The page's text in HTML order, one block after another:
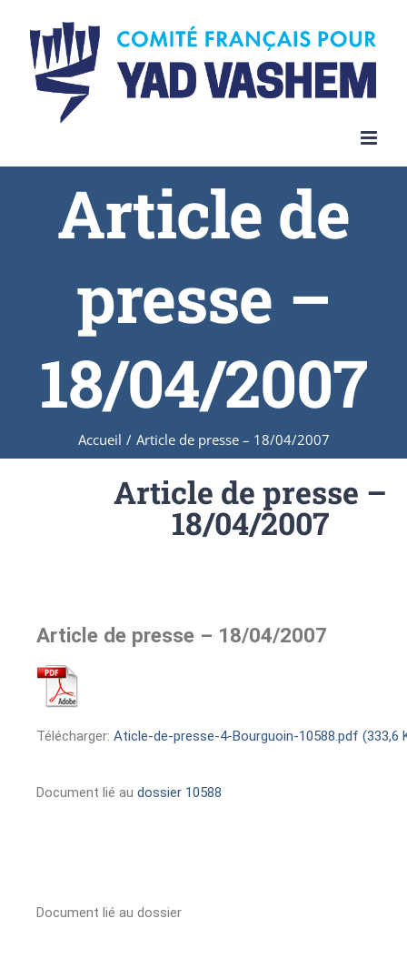
Article de
presse –
18/04/2007
Accueil / Article de presse – 18/04/2007
Article de presse –
18/04/2007
Article de presse – 18/04/2007
Télécharger: Aticle-de-presse-4-Bourguoin-10588.pdf (333,6
Document lié au dossier 10588
Document lié au dossier